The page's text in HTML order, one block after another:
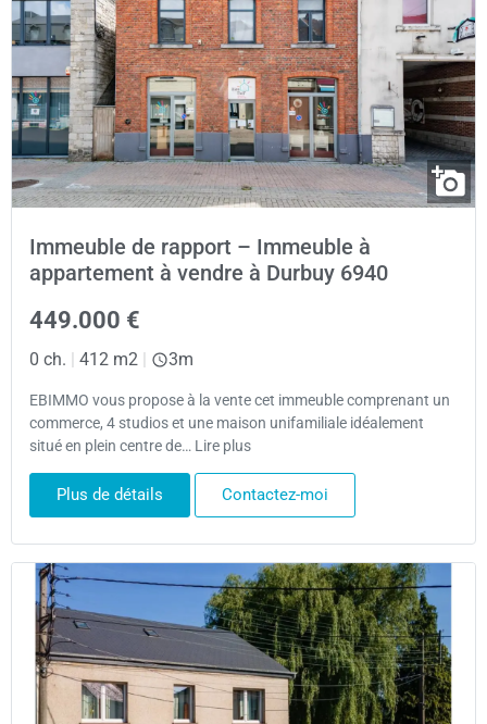
Immeuble de rapport – Immeuble à
appartement à vendre à Durbuy 6940
449.000 €
0 ch. | 412 m2 | 3m
EBIMMO vous propose à la vente cet immeuble comprenant un
commerce, 4 studios et une maison unifamiliale idéalement
situé en plein centre de… Lire plus
Plus de détails Contactez-moi